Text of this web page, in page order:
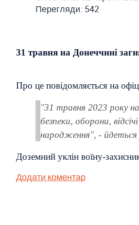
Перегляди: 542
31 травня на Донеччині
Про це повідомляється на
"31 травня 2023 року на
безпеки, оборони,
народження", - йдеться
Доземний уклін воїну-
Додати коментар